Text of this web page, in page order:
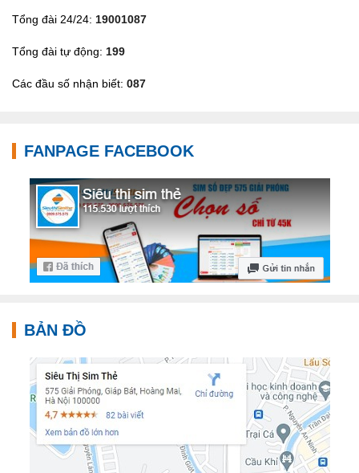
Tổng đài 24/24: 19001087
Tổng đài tự động: 199
Các đầu số nhận biết: 087
FANPAGE FACEBOOK
BẢN ĐỒ